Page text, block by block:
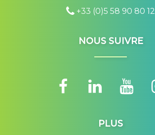
+33 (0)5 58 90 80 12
NOUS SUIVRE
PLUS